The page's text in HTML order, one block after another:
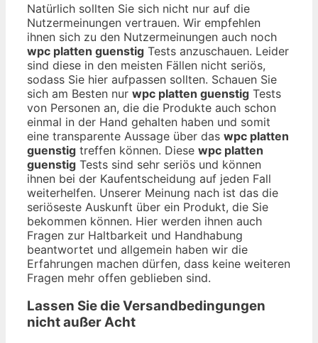
Natürlich sollten Sie sich nicht nur auf die
Nutzermeinungen vertrauen. Wir empfehlen
ihnen sich zu den Nutzermeinungen auch noch
wpc platten guenstig Tests anzuschauen. Leider
sind diese in den meisten Fällen nicht seriös,
sodass Sie hier aufpassen sollten. Schauen Sie
sich am Besten nur wpc platten guenstig Tests
von Personen an, die die Produkte auch schon
einmal in der Hand gehalten haben und somit
eine transparente Aussage über das wpc platten
guenstig treffen können. Diese wpc platten
guenstig Tests sind sehr seriös und können
ihnen bei der Kaufentscheidung auf jeden Fall
weiterhelfen. Unserer Meinung nach ist das die
seriöseste Auskunft über ein Produkt, die Sie
bekommen können. Hier werden ihnen auch
Fragen zur Haltbarkeit und Handhabung
beantwortet und allgemein haben wir die
Erfahrungen machen dürfen, dass keine weiteren
Fragen mehr offen geblieben sind.
Lassen Sie die Versandbedingungen
nicht außer Acht